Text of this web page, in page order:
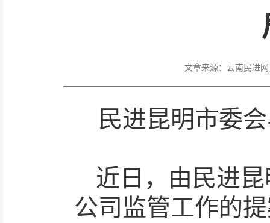
文章来源： 云南民进网
民进昆明市委
近日，由民进
公司监管工作的